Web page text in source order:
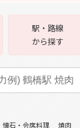
駅・路線
から探す
懐石・会席料理 焼肉